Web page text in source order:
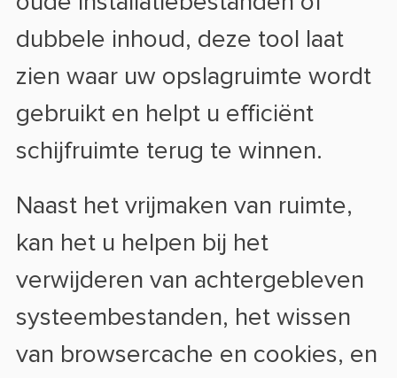
dubbele inhoud, deze tool laat
zien waar uw opslagruimte wordt
gebruikt en helpt u efficiënt
schijfruimte terug te winnen.
Naast het vrijmaken van ruimte,
kan het u helpen bij het
verwijderen van achtergebleven
systeembestanden, het wissen
van browsercache en cookies, en